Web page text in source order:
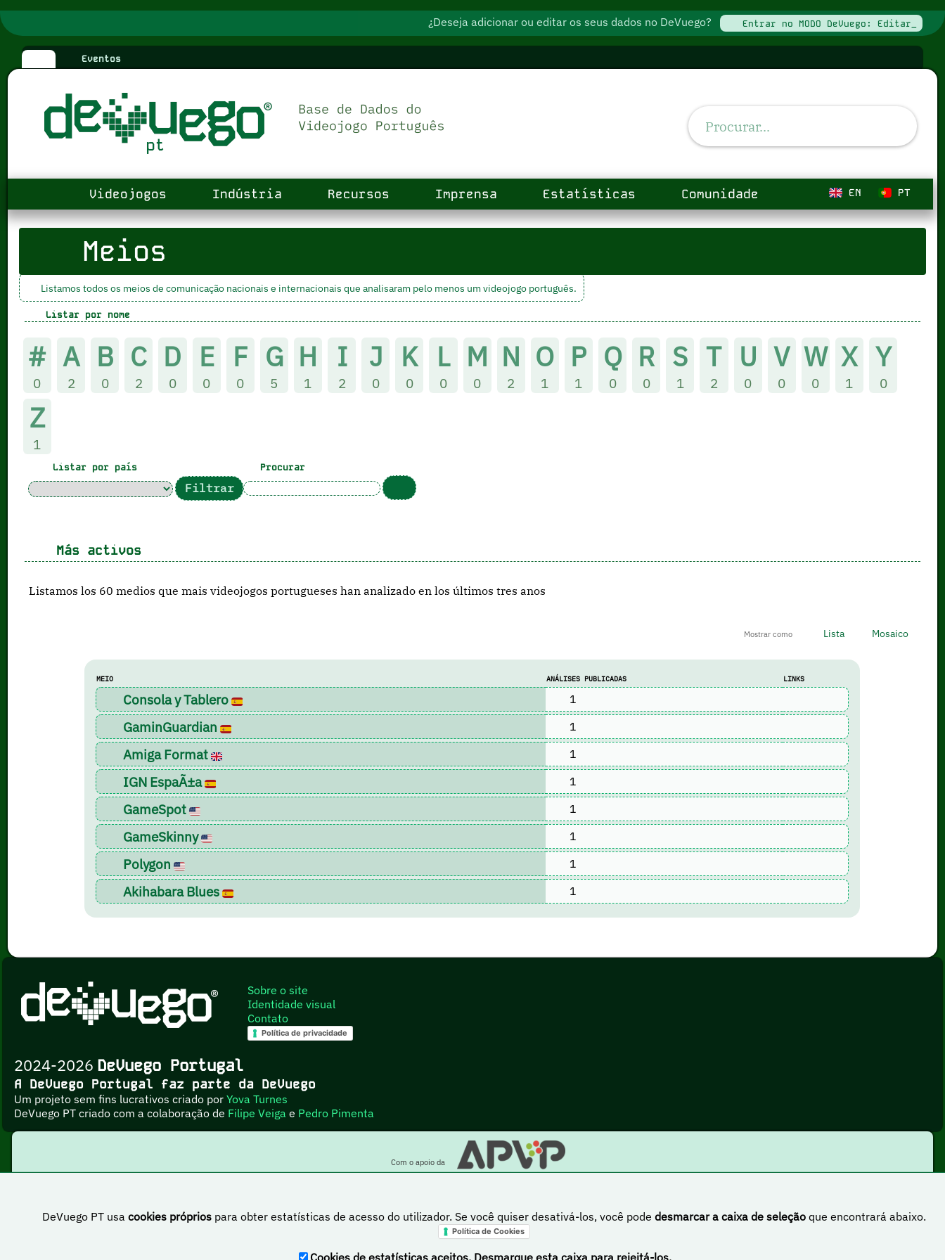
¿Deseja adicionar ou editar os seus dados no DeVuego? Entrar no MODO DeVuego: Editar_
Eventos
Videojogos Indústria Recursos Imprensa Estatísticas Comunidade PT
EN
Meios
Listamos todos os meios de comunicação nacionais e internacionais que analisaram pelo menos um videojogo português.
Listar por nome
#
0
A
2
B
0
C
2
D
0
E
0
F
0
G
5
H
1
I
2
J
0
K
0
L
0
M
0
N
2
O
1
P
1
Q
0
R
0
S
1
T
2
U
0
V
0
W
0
X
1
Y
0
Z
1
Listar por país Procurar
Más activos
Listamos los 60 medios que mais videojogos portugueses han analizado en los últimos tres anos
Mostrar como Lista Mosaico
MEIO ANÁLISES PUBLICADAS LINKS
Consola y Tablero 1
GaminGuardian 1
Amiga Format 1
IGN EspaÃ±a 1
GameSpot 1
GameSkinny 1
Polygon 1
Akihabara Blues 1
DeVuego PT usa cookies própriospara obter estatísticas de acesso do utilizador. Se você quiser desativá-los, você pode desmarcar a caixa de seleçãoque encontrará abaixo.
Política de Cookies
Sobre o site
Identidade visual
Contato
Política de privacidade
2024-2026 DeVuego Portugal
A DeVuego Portugal faz parte da DeVuego
Um projeto sem fins lucrativos criado porYova Turnes
DeVuego PT criado com a colaboração de Filipe Veiga e Pedro Pimenta
Com o apoio da
Esta obra está sob uma licença Creative Commons Atribuição-NãoComercial-PartilhaIgual 4.0 Internacional